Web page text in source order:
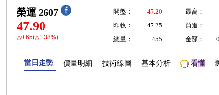
榮運 2607
47.90
△0.65(△1.38%)
開盤： 47.20
最高：
昨收：
47.25
買進：
總量：
455 金額：
當日走勢 價量明細 技術線圖 基本分析 看懂